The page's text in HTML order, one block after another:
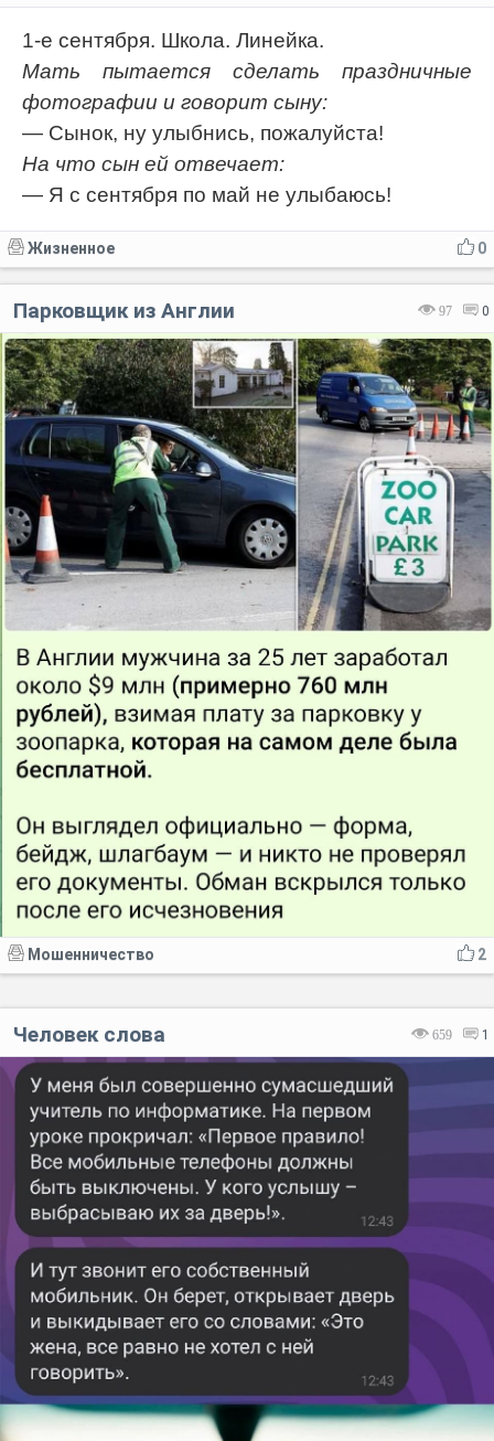
1-е сентября. Школа. Линейка.
Мать пытается сделать праздничные
фотографии и говорит сыну:
— Сынок, ну улыбнись, пожалуйста!
На что сын ей отвечает:
— Я с сентября по май не улыбаюсь!
0
Жизненное
97 0
Парковщик из Англии
2
Мошенничество
659 1
Человек слова